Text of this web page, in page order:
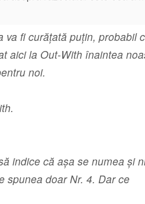
va fi curățată puţin, probabil
aici la Out-With înaintea
noi.
indice că aşa se numea și
spunea doar Nr. 4. Dar ce